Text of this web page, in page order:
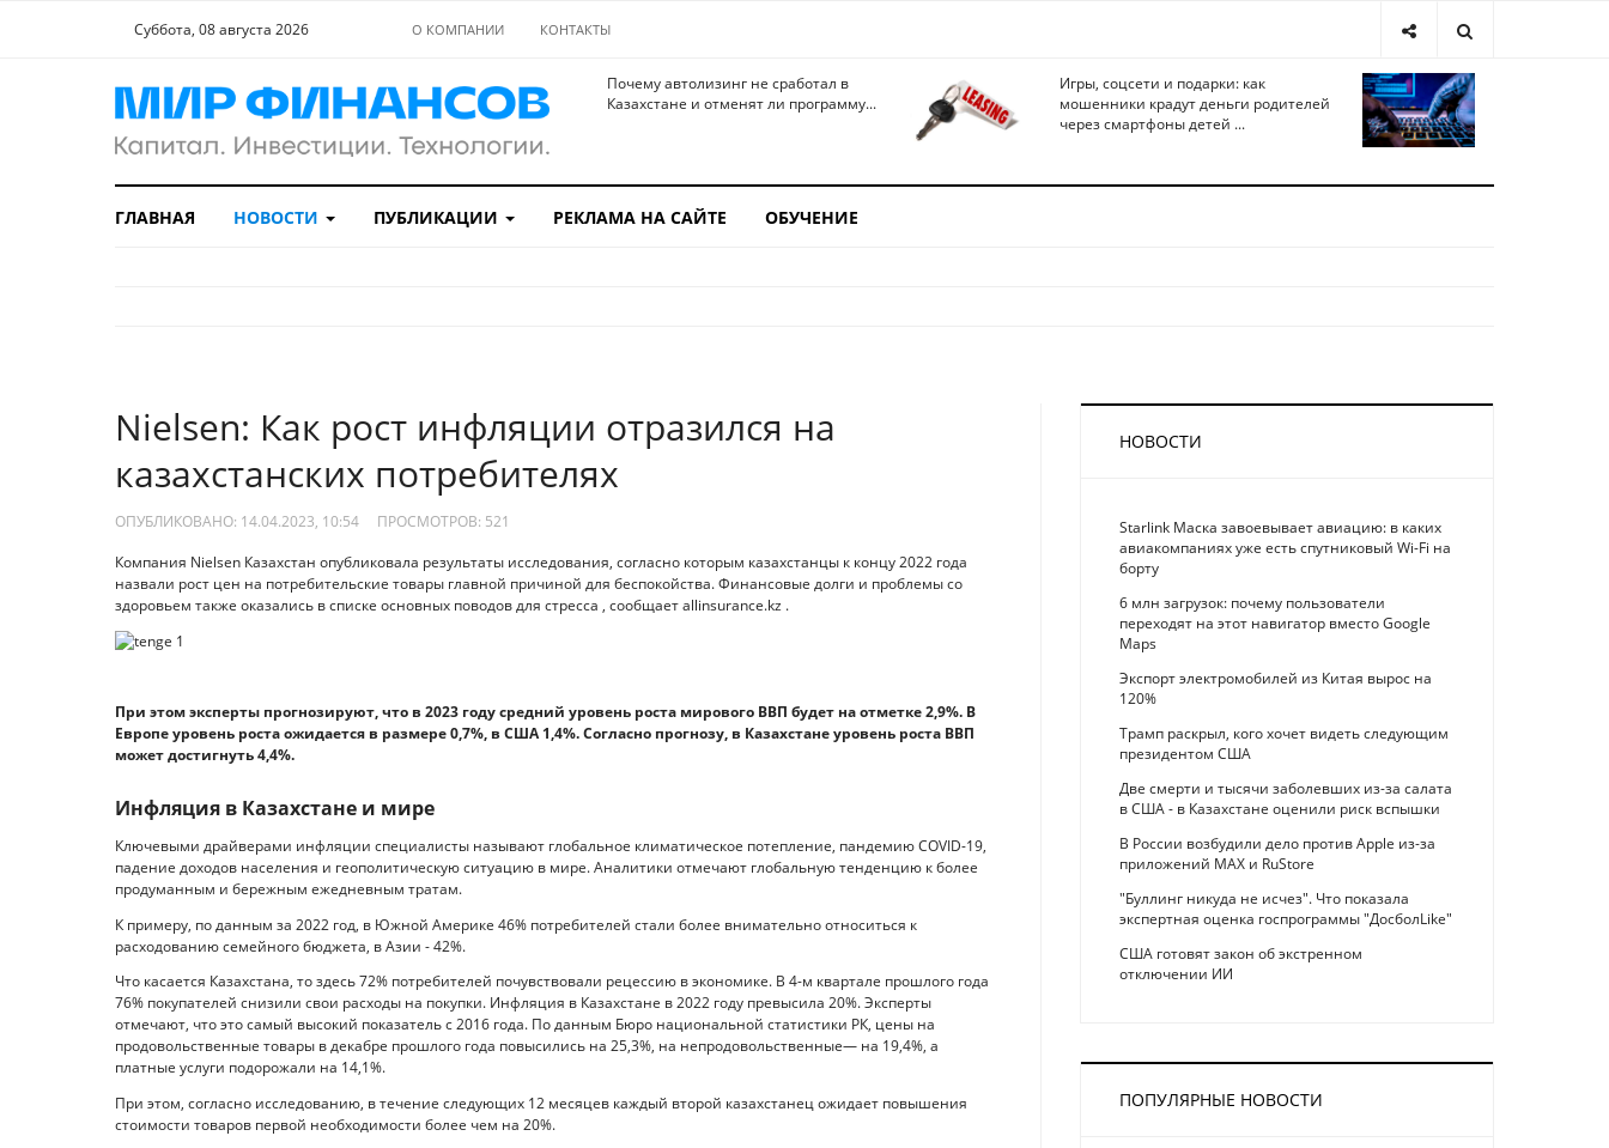
Суббота, 08 августа 2026 О КОМПАНИИ КОНТАКТЫ
Почему автолизинг не сработал в
Казахстане и отменят ли программу...
Игры, соцсети и подарки: как
мошенники крадут деньги родителей
через смартфоны детей ...
ГЛАВНАЯ НОВОСТИ ПУБЛИКАЦИИ РЕКЛАМА НА САЙТЕ ОБУЧЕНИЕ
Nielsen: Как рост инфляции отразился на
казахстанских потребителях
ОПУБЛИКОВАНО: 14.04.2023, 10:54 ПРОСМОТРОВ: 521
Компания Nielsen Казахстан опубликовала результаты исследования, согласно которым казахстанцы к концу 2022 года
назвали рост цен на потребительские товары главной причиной для беспокойства. Финансовые долги и проблемы со
здоровьем также оказались в списке основных поводов для стресса , сообщает allinsurance.kz .
При этом эксперты прогнозируют, что в 2023 году средний уровень роста мирового ВВП будет на отметке 2,9%. В
Европе уровень роста ожидается в размере 0,7%, в США 1,4%. Согласно прогнозу, в Казахстане уровень роста ВВП
может достигнуть 4,4%.
Инфляция в Казахстане и мире
Ключевыми драйверами инфляции специалисты называют глобальное климатическое потепление, пандемию COVID-19,
падение доходов населения и геополитическую ситуацию в мире. Аналитики отмечают глобальную тенденцию к более
продуманным и бережным ежедневным тратам.
К примеру, по данным за 2022 год, в Южной Америке 46% потребителей стали более внимательно относиться к
расходованию семейного бюджета, в Азии - 42%.
Что касается Казахстана, то здесь 72% потребителей почувствовали рецессию в экономике. В 4-м квартале прошлого года
76% покупателей снизили свои расходы на покупки. Инфляция в Казахстане в 2022 году превысила 20%. Эксперты
отмечают, что это самый высокий показатель с 2016 года. По данным Бюро национальной статистики РК, цены на
продовольственные товары в декабре прошлого года повысились на 25,3%, на непродовольственные— на 19,4%, а
платные услуги подорожали на 14,1%.
При этом, согласно исследованию, в течение следующих 12 месяцев каждый второй казахстанец ожидает повышения
стоимости товаров первой необходимости более чем на 20%.
НОВОСТИ
Starlink Маска завоевывает авиацию: в каких
авиакомпаниях уже есть спутниковый Wi-Fi на
борту
6 млн загрузок: почему пользователи
переходят на этот навигатор вместо Google
Maps
Экспорт электромобилей из Китая вырос на
120%
Трамп раскрыл, кого хочет видеть следующим
президентом США
Две смерти и тысячи заболевших из-за салата
в США - в Казахстане оценили риск вспышки
В России возбудили дело против Apple из-за
приложений MAX и RuStore
"Буллинг никуда не исчез". Что показала
экспертная оценка госпрограммы "ДосболLike"
США готовят закон об экстренном
отключении ИИ
ПОПУЛЯРНЫЕ НОВОСТИ